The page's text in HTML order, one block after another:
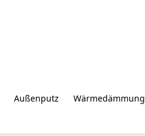
Außenputz Wärmedämmung